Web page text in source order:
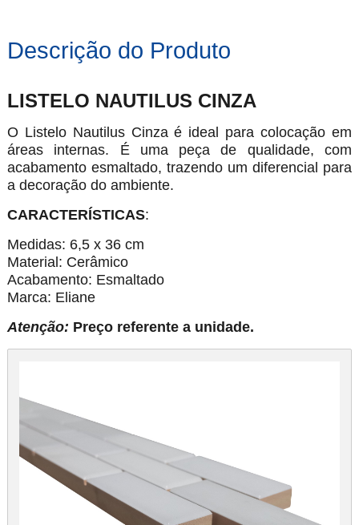
Descrição do Produto
LISTELO NAUTILUS CINZA
O Listelo Nautilus Cinza é ideal para colocação em
áreas internas. É uma peça de qualidade, com
acabamento esmaltado, trazendo um diferencial para
a decoração do ambiente.
CARACTERÍSTICAS:
Medidas: 6,5 x 36 cm
Material: Cerâmico
Acabamento: Esmaltado
Marca: Eliane
Atenção: Preço referente a unidade.